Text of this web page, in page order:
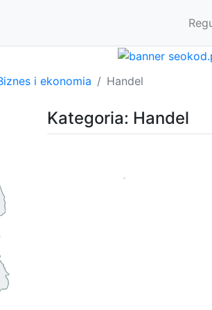
i ekonomia Handel
Kategoria: Handel